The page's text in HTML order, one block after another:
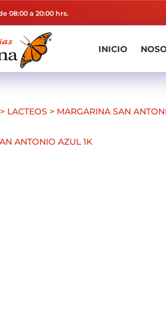
08:00 a 20:00 hrs.
INICIO
> LACTEOS > MARGARINA SAN